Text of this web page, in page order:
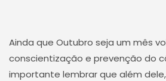
Ainda que Outubro seja um mês
conscientização e prevenção do
importante lembrar que além